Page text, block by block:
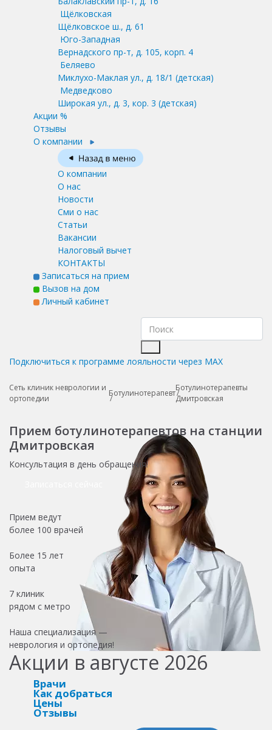
Щёлковская
Щёлковское ш., д. 61
Юго-Западная
Вернадского пр-т, д. 105, корп. 4
Беляево
Миклухо-Маклая ул., д. 18/1 (детская)
Медведково
Широкая ул., д. 3, кор. 3 (детская)
Акции %
Отзывы
О компании
О компании
О нас
Новости
Сми о нас
Статьи
Вакансии
Налоговый вычет
КОНТАКТЫ
Записаться на прием
Вызов на дом
Личный кабинет
Подключиться к программе лояльности через MAX
Сеть клиник неврологии и
ортопедии
Ботулинотерапевт
Ботулинотерапевты
Дмитровская
Прием ботулинотерапевтов на станции
Дмитровская
Консультация в день обращения!
Прием ведут
более 100 врачей
Более 15 лет
опыта
7 клиник
рядом с метро
Наша специализация —
неврология и ортопедия!
Акции в августе 2026
Врачи
Как добраться
Цены
Отзывы